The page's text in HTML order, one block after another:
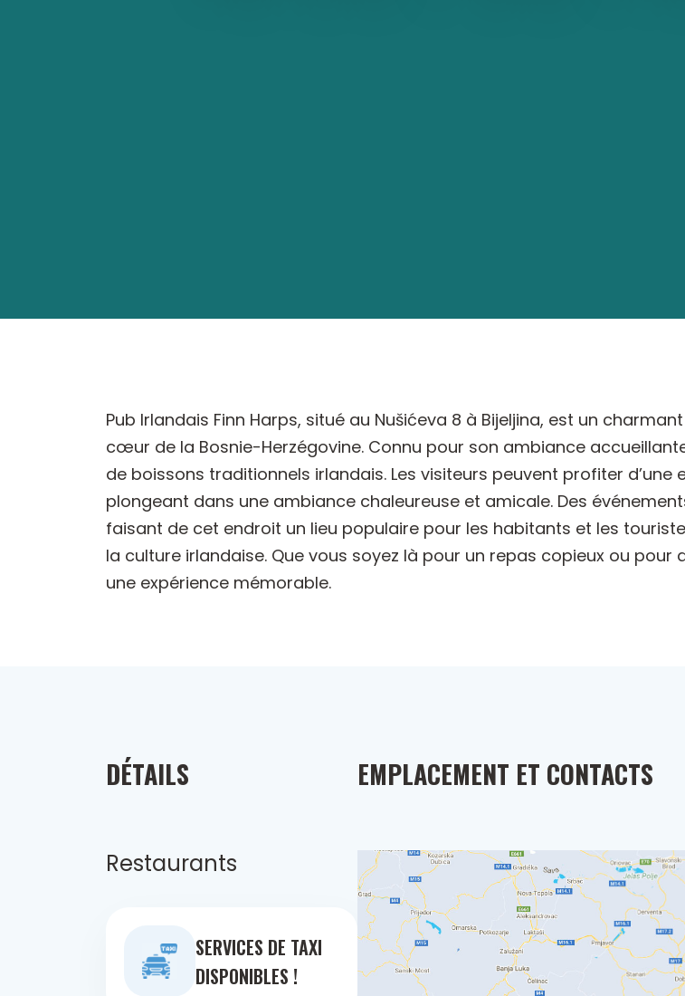
Pub Irlandais Finn Harps, situé au Nušićeva 8 à Bijeljina, est un
cœur de la Bosnie-Herzégovine. Connu pour son ambiance
de boissons traditionnels irlandais. Les visiteurs peuvent profiter
plongeant dans une ambiance chaleureuse et amicale. Des
faisant de cet endroit un lieu populaire pour les habitants et les
la culture irlandaise. Que vous soyez là pour un repas copieux ou
une expérience mémorable.
DÉTAILS
Restaurants
SERVICES DE TAXI
DISPONIBLES !
EMPLACEMENT ET CONTACTS